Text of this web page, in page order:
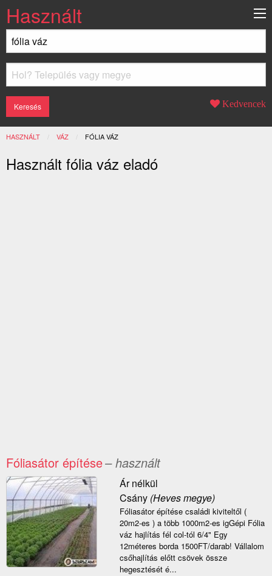
Használt
Kedvencek
HASZNÁLT VÁZ JELENLEGI:
FÓLIA VÁZ
Használt fólia váz eladó
Fóliasátor építése– használt
Ár nélkül
Csány(Heves megye)
Fóliasátor építése családi kiviteltől (
20m2-es ) a több 1000m2-es igGépi Fólia
váz hajlítás fél col-tól 6/4" Egy
12méteres borda 1500FT/darab! Vállalom
csőhajlítás előtt csövek össze
hegesztését é...